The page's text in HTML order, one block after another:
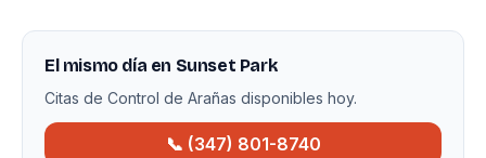
El mismo día en Sunset Park
Citas de Control de Arañas disponibles hoy.
📞 (347) 801-8740